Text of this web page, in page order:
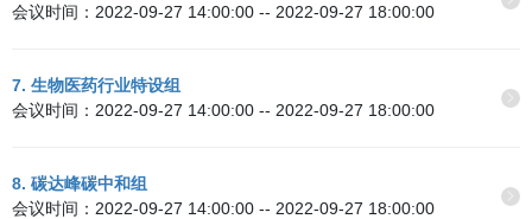
会议时间：2022-09-27 14:00:00 -- 2022-09-27 18:00:00
7. 生物医药行业特设组
会议时间：2022-09-27 14:00:00 -- 2022-09-27 18:00:00
8. 碳达峰碳中和组
会议时间：2022-09-27 14:00:00 -- 2022-09-27 18:00:00